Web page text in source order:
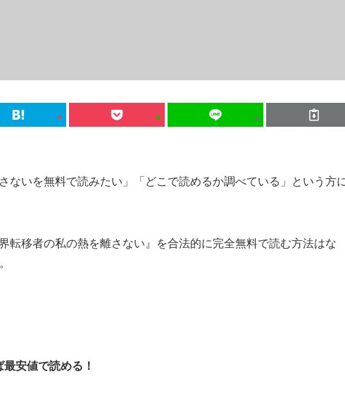
ないを無料で読みたい」「どこで読めるか調べている」という方
転移者の私の熱を離さない』を合法的に完全無料で読む方法はな
。
安値で読める！